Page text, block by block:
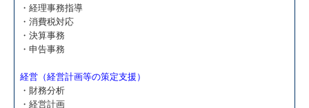
・経理事務指導
・消費税対応
・決算事務
・申告事務
経営（経営計画等の策定支援）
・財務分析
・経営計画